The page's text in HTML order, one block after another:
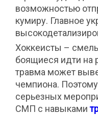
возможностью
кумиру. Главное
Хоккеисты –
боящиеся идти на
травма может
чемпиона.
серьезных
СМП с навыками